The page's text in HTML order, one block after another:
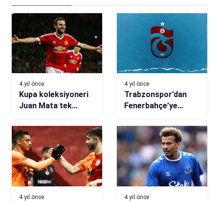
4 yıl önce
Kupa koleksiyoneri
Juan Mata tek
tamamlayabilir!
4 yıl önce
Trabzonspor’dan
Fenerbahçe’ye
4 yıl önce 4 yıl önce